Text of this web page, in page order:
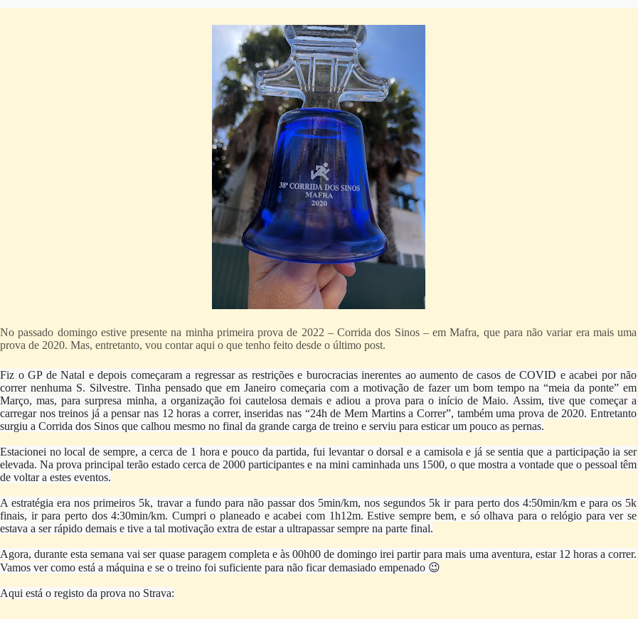
No passado domingo estive presente na minha primeira prova de 2022 – Corrida dos Sinos – em Mafra, que para não variar era mais uma
prova de 2020. Mas, entretanto, vou contar aqui o que tenho feito desde o último post.
Fiz o GP de Natal e depois começaram a regressar as restrições e burocracias inerentes ao aumento de casos de COVID e acabei por não
correr nenhuma S. Silvestre. Tinha pensado que em Janeiro começaria com a motivação de fazer um bom tempo na “meia da ponte” em
Março, mas, para surpresa minha, a organização foi cautelosa demais e adiou a prova para o início de Maio. Assim, tive que começar a
carregar nos treinos já a pensar nas 12 horas a correr, inseridas nas “24h de Mem Martins a Correr”, também uma prova de 2020. Entretanto
surgiu a Corrida dos Sinos que calhou mesmo no final da grande carga de treino e serviu para esticar um pouco as pernas.
Estacionei no local de sempre, a cerca de 1 hora e pouco da partida, fui levantar o dorsal e a camisola e já se sentia que a participação ia ser
elevada. Na prova principal terão estado cerca de 2000 participantes e na mini caminhada uns 1500, o que mostra a vontade que o pessoal têm
de voltar a estes eventos.
A estratégia era nos primeiros 5k, travar a fundo para não passar dos 5min/km, nos segundos 5k ir para perto dos 4:50min/km e para os 5k
finais, ir para perto dos 4:30min/km. Cumpri o planeado e acabei com 1h12m. Estive sempre bem, e só olhava para o relógio para ver se
estava a ser rápido demais e tive a tal motivação extra de estar a ultrapassar sempre na parte final.
Agora, durante esta semana vai ser quase paragem completa e às 00h00 de domingo irei partir para mais uma aventura, estar 12 horas a correr.
Vamos ver como está a máquina e se o treino foi suficiente para não ficar demasiado empenado 😉
Aqui está o registo da prova no Strava: